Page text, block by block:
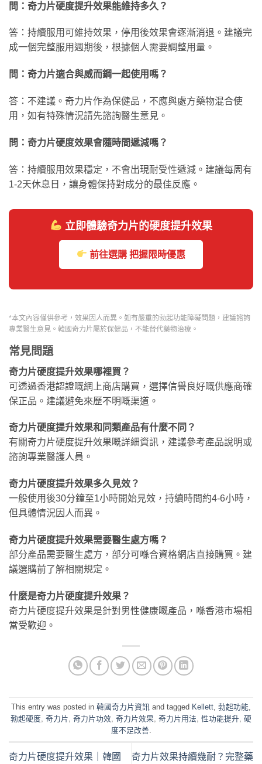
問：奇力片硬度提升效果能維持多久？
答：持續服用可維持效果，停用後效果會逐漸消退。建議完
成一個完整服用週期後，根據個人需要調整用量。
問：奇力片適合與威而鋼一起使用嗎？
答：不建議。奇力片作為保健品，不應與處方藥物混合使
用，如有特殊情況請先諮詢醫生意見。
問：奇力片硬度效果會隨時間遞減嗎？
答：持續服用效果穩定，不會出現耐受性遞減。建議每周有
1-2天休息日，讓身體保持對成分的最佳反應。
立即體驗奇力片的硬度提升效果
前往選購 把握限時優惠
*本文內容僅供參考，效果因人而異。如有嚴重的勃起功能障礙問題，建議諮詢
專業醫生意見。韓國奇力片屬於保健品，不能替代藥物治療。
常見問題
奇力片硬度提升效果哪裡買？
可透過香港認證嘅網上商店購買，選擇信譽良好嘅供應商確
保正品。建議避免來歷不明嘅渠道。
奇力片硬度提升效果和同類產品有什麼不同？
有關奇力片硬度提升效果嘅詳細資訊，建議參考產品說明或
諮詢專業醫護人員。
奇力片硬度提升效果多久見效？
一般使用後30分鐘至1小時開始見效，持續時間約4-6小時，
但具體情況因人而異。
奇力片硬度提升效果需要醫生處方嗎？
部分產品需要醫生處方，部分可喺合資格網店直接購買。建
議選購前了解相關規定。
什麼是奇力片硬度提升效果？
奇力片硬度提升效果是針對男性健康嘅產品，喺香港市場相
當受歡迎。
This entry was posted in 韓國奇力片資訊 and tagged Kellett, 勃起功能,
勃起硬度, 奇力片, 奇力片功效, 奇力片效果, 奇力片用法, 性功能提升, 硬
度不足改善.
奇力片硬度提升效果｜韓國
奇力片效果持續幾耐？完整藥